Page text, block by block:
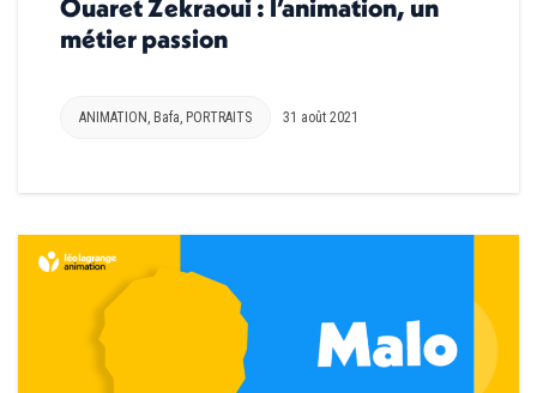
Ouaret Zekraoui : l’animation, un
métier passion
ANIMATION , Bafa, PORTRAITS 31 août 2021